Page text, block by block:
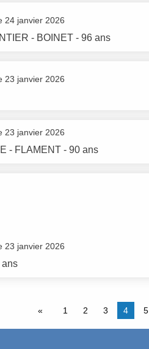
24 janvier 2026
- BOINET - 96 ans
23 janvier 2026
23 janvier 2026
- FLAMENT - 90 ans
23 janvier 2026
ans
1 2 3 4 5